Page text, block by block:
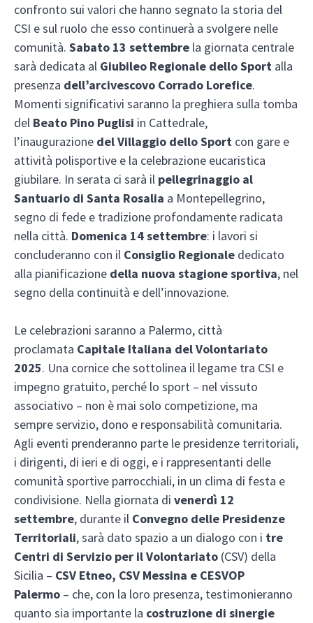
confronto sui valori che hanno segnato la storia del
CSI e sul ruolo che esso continuerà a svolgere nelle
comunità. Sabato 13 settembre la giornata centrale
sarà dedicata al Giubileo Regionale dello Sport alla
presenza dell’arcivescovo Corrado Lorefice.
Momenti significativi saranno la preghiera sulla tomba
del Beato Pino Puglisi in Cattedrale,
l’inaugurazione del Villaggio dello Sport con gare e
attività polisportive e la celebrazione eucaristica
giubilare. In serata ci sarà il pellegrinaggio al
Santuario di Santa Rosalia a Montepellegrino,
segno di fede e tradizione profondamente radicata
nella città. Domenica 14 settembre: i lavori si
concluderanno con il Consiglio Regionale dedicato
alla pianificazione della nuova stagione sportiva, nel
segno della continuità e dell’innovazione.
Le celebrazioni saranno a Palermo, città
proclamata Capitale Italiana del Volontariato
2025. Una cornice che sottolinea il legame tra CSI e
impegno gratuito, perché lo sport – nel vissuto
associativo – non è mai solo competizione, ma
sempre servizio, dono e responsabilità comunitaria.
Agli eventi prenderanno parte le presidenze territoriali,
i dirigenti, di ieri e di oggi, e i rappresentanti delle
comunità sportive parrocchiali, in un clima di festa e
condivisione. Nella giornata di venerdì 12
settembre, durante il Convegno delle Presidenze
Territoriali, sarà dato spazio a un dialogo con i tre
Centri di Servizio per il Volontariato (CSV) della
Sicilia – CSV Etneo, CSV Messina e CESVOP
Palermo – che, con la loro presenza, testimonieranno
quanto sia importante la costruzione di sinergie